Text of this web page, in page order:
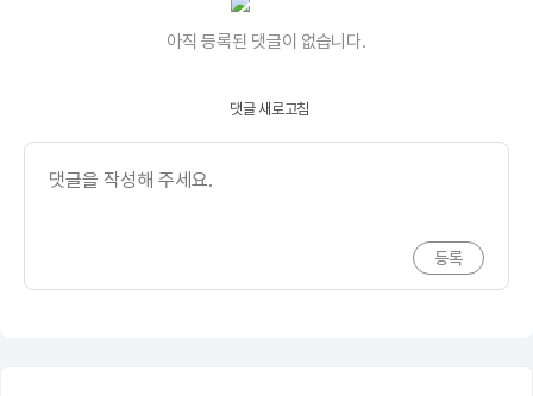
아직 등록된 댓글이 없습니다.
댓글 새로고침